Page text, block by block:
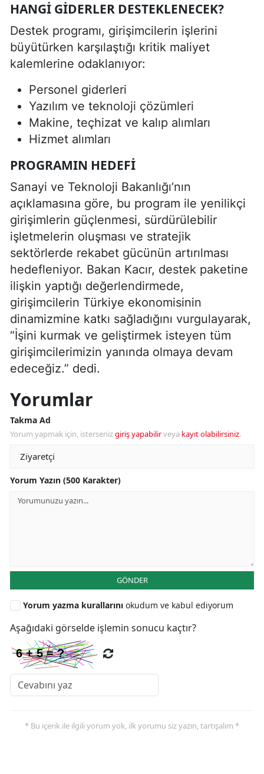
HANGI GIDERLER DESTEKLENECEK?
Destek programı, girişimcilerin işlerini
büyütürken karşılaştığı kritik maliyet
kalemlerine odaklanıyor:
Personel giderleri
Yazılım ve teknoloji çözümleri
Makine, teçhizat ve kalıp alımları
Hizmet alımları
PROGRAMIN HEDEFI
Sanayi ve Teknoloji Bakanlığı’nın
açıklamasına göre, bu program ile yenilikçi
girişimlerin güçlenmesi, sürdürülebilir
işletmelerin oluşması ve stratejik
sektörlerde rekabet gücünün artırılması
hedefleniyor. Bakan Kacır, destek paketine
ilişkin yaptığı değerlendirmede,
girişimcilerin Türkiye ekonomisinin
dinamizmine katkı sağladığını vurgulayarak,
“İşini kurmak ve geliştirmek isteyen tüm
girişimcilerimizin yanında olmaya devam
edeceğiz.” dedi.
Yorumlar
Takma Ad
Yorum yapmak için, istersenizgiriş yapabilirveya kayıt olabilirsiniz.
Yorum Yazın (500 Karakter)
GÖNDER
Yorum yazma kurallarını okudum ve kabul ediyorum
Aşağıdaki görselde işlemin sonucu kaçtır?
* Bu içerik ile ilgili yorum yok, ilk yorumu siz yazın, tartışalım *